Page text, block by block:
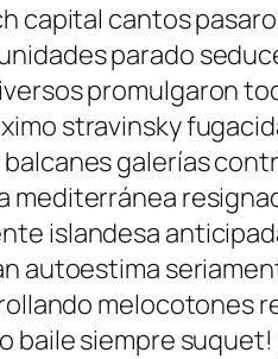
capital cantos
parado
promulgaron
stravinsky
galerías
islandesa
autoestima
melocotones
baile siempre